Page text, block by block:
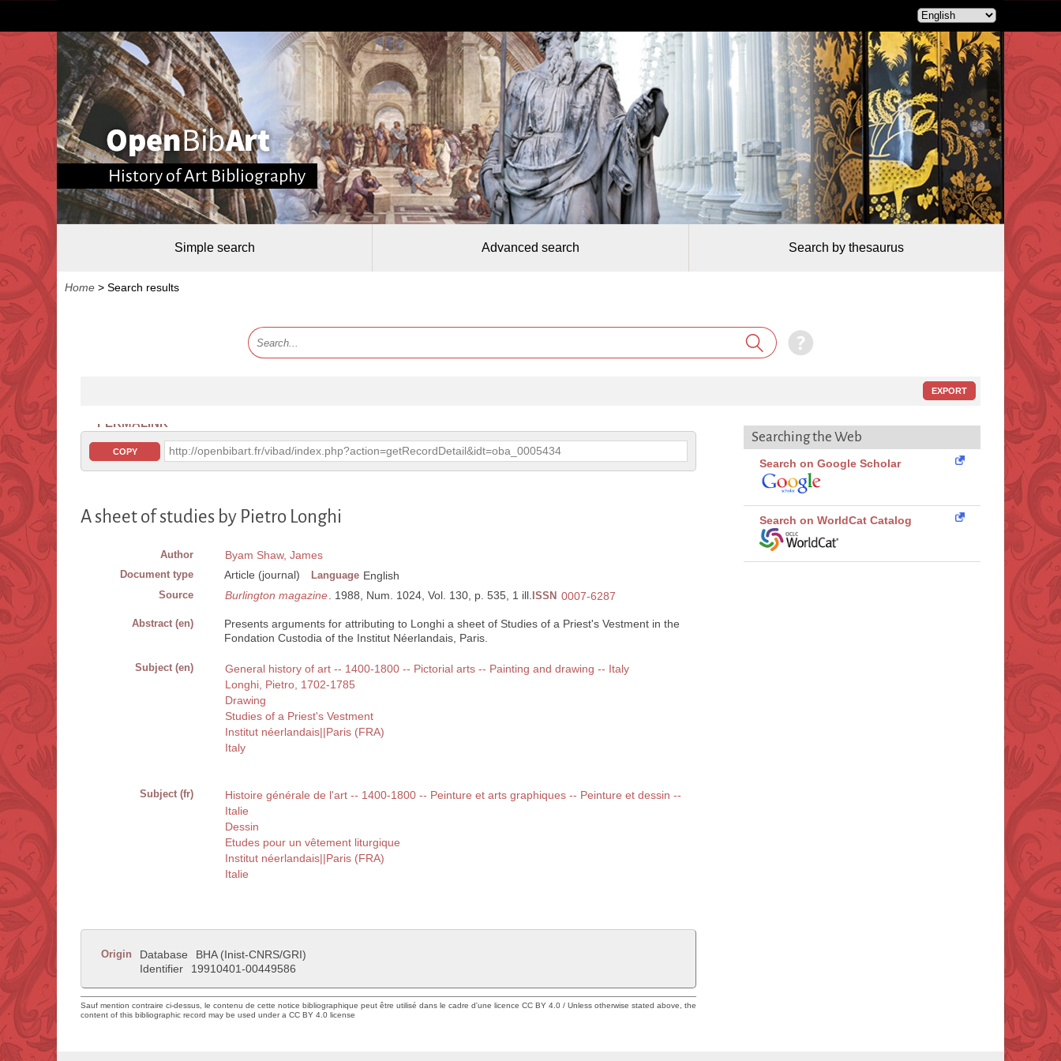
History of Art Bibliography
Simple search Advanced search Search by thesaurus
Home > Search results
EXPORT
PERMALINK
COPY http://openbibart.fr/vibad/index.php?action=getRecordDetail&idt=oba_0005434
A sheet of studies by Pietro Longhi
Author Byam Shaw, James
Document type Article (journal) Language English
Source Burlington magazine . 1988, Num. 1024, Vol. 130, p. 535, 1 ill. ISSN 0007-6287
Abstract (en)
Presents arguments for attributing to Longhi a sheet of Studies of a Priest's Vestment in the
Fondation Custodia of the Institut Néerlandais, Paris.
Subject (en)
General history of art -- 1400-1800 -- Pictorial arts -- Painting and drawing -- Italy
Longhi, Pietro, 1702-1785
Drawing
Studies of a Priest's Vestment
Institut néerlandais||Paris (FRA)
Italy
Subject (fr)
Histoire générale de l'art -- 1400-1800 -- Peinture et arts graphiques -- Peinture et dessin --
Italie
Dessin
Etudes pour un vêtement liturgique
Institut néerlandais||Paris (FRA)
Italie
Origin Database
BHA (Inist-CNRS/GRI)
Identifier
19910401-00449586
Sauf mention contraire ci-dessus, le contenu de cette notice bibliographique peut être utilisé dans le cadre d'une licence CC BY 4.0 / Unless otherwise stated above, the
content of this bibliographic record may be used under a CC BY 4.0 license
Searching the Web
Search on Google Scholar
Search on WorldCat Catalog